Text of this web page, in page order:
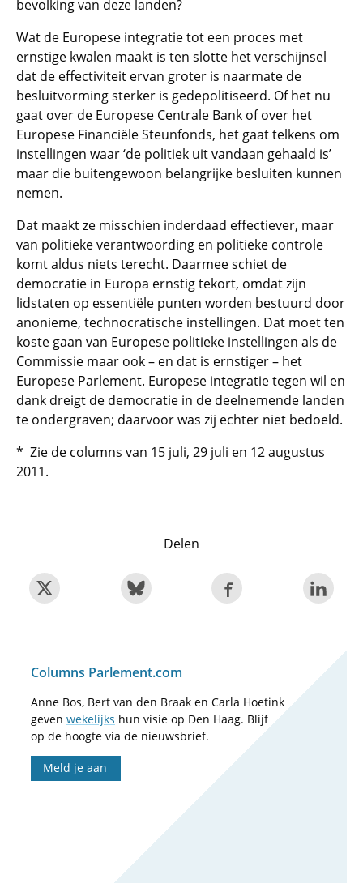
bevolking van deze landen?
Wat de Europese integratie tot een proces met
ernstige kwalen maakt is ten slotte het verschijnsel
dat de effectiviteit ervan groter is naarmate de
besluitvorming sterker is gedepolitiseerd. Of het nu
gaat over de Europese Centrale Bank of over het
Europese Financiële Steunfonds, het gaat telkens om
instellingen waar ‘de politiek uit vandaan gehaald is’
maar die buitengewoon belangrijke besluiten kunnen
nemen.
Dat maakt ze misschien inderdaad effectiever, maar
van politieke verantwoording en politieke controle
komt aldus niets terecht. Daarmee schiet de
democratie in Europa ernstig tekort, omdat zijn
lidstaten op essentiële punten worden bestuurd door
anonieme, technocratische instellingen. Dat moet ten
koste gaan van Europese politieke instellingen als de
Commissie maar ook – en dat is ernstiger – het
Europese Parlement. Europese integratie tegen wil en
dank dreigt de democratie in de deelnemende landen
te ondergraven; daarvoor was zij echter niet bedoeld.
* Zie de columns van 15 juli, 29 juli en 12 augustus
2011.
Delen
Columns Parlement.com
Anne Bos, Bert van den Braak en Carla Hoetink
geven wekelijks hun visie op Den Haag. Blijf
op de hoogte via de nieuwsbrief.
Meld je aan